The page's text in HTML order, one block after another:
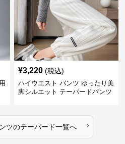
¥3,220 (税込)
ハイウエスト パンツ ゆったり美
脚シルエット テーパードパンツ
ツのテーパード一覧へ ›